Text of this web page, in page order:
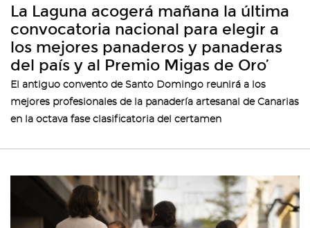
La Laguna acogerá mañana la última
convocatoria nacional para elegir a
los mejores panaderos y panaderas
del país y al Premio Migas de Oro’
El antiguo convento de Santo Domingo reunirá a los
mejores profesionales de la panadería artesanal de Canarias
en la octava fase clasificatoria del certamen